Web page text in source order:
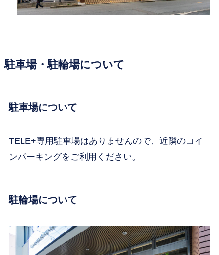
駐車場・駐輪場について
駐車場について
TELE+専用駐車場はありませんので、近隣のコイ
ンパーキングをご利用ください。
駐輪場について